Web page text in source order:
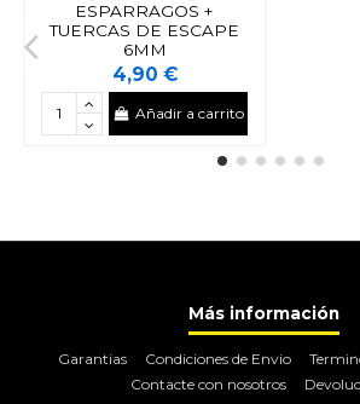
ESPARRAGOS +
TUERCAS DE ESCAPE
6MM
4,90 €
Añadir a carrito
Más información
Garantias Condiciones de Envio
Contacte con nosotros